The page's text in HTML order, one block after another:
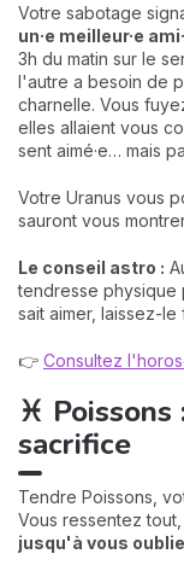
Votre sabotage
un·e meilleur·e
3h du matin sur le
l'autre a besoin de
charnelle. Vous
elles allaient vous
sent aimé·e… mais
Votre Uranus vous
sauront vous
Le conseil astro :
tendresse physique
sait aimer, laissez-le
👉 Consultez
♓
sacrifice
Tendre Poissons,
Vous ressentez
jusqu'à vous